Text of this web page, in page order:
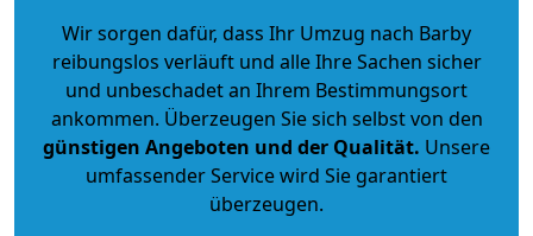
Wir sorgen dafür, dass Ihr Umzug nach Barby
reibungslos verläuft und alle Ihre Sachen sicher
und unbeschadet an Ihrem Bestimmungsort
ankommen. Überzeugen Sie sich selbst von den
günstigen Angeboten und der Qualität. Unsere
umfassender Service wird Sie garantiert
überzeugen.